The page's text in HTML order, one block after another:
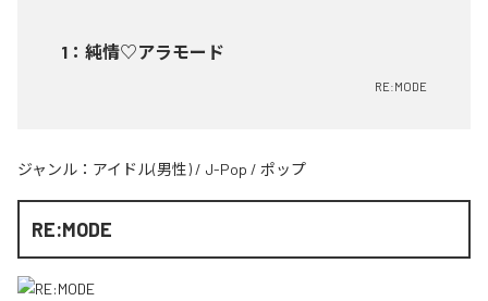
1 ： 純情♡アラモード
RE:MODE
ジャンル： アイドル(男性) / J-Pop / ポップ
RE:MODE